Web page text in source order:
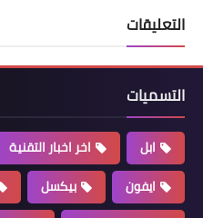
التعليقات
التسميات
ابل اخر اخبار التقنية
ايفون
بيكسل